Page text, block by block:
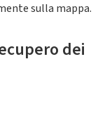
sulla mappa.
dei